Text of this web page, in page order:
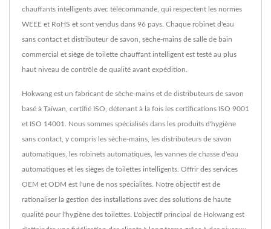
chauffants intelligents avec télécommande, qui respectent les normes
WEEE et RoHS et sont vendus dans 96 pays. Chaque robinet d'eau
sans contact et distributeur de savon, sèche-mains de salle de bain
commercial et siège de toilette chauffant intelligent est testé au plus
haut niveau de contrôle de qualité avant expédition.
Hokwang est un fabricant de sèche-mains et de distributeurs de savon
basé à Taïwan, certifié ISO, détenant à la fois les certifications ISO 9001
et ISO 14001. Nous sommes spécialisés dans les produits d'hygiène
sans contact, y compris les sèche-mains, les distributeurs de savon
automatiques, les robinets automatiques, les vannes de chasse d'eau
automatiques et les sièges de toilettes intelligents. Offrir des services
OEM et ODM est l'une de nos spécialités. Notre objectif est de
rationaliser la gestion des installations avec des solutions de haute
qualité pour l'hygiène des toilettes. L'objectif principal de Hokwang est